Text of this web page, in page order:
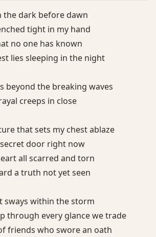
the dark before dawn
tight in my hand
no one has known
lies sleeping in the night
beyond the breaking waves
creeps in close
that sets my chest ablaze
door right now
all scarred and torn
a truth not yet seen
sways within the storm
through every glance we trade
friends who swore an oath